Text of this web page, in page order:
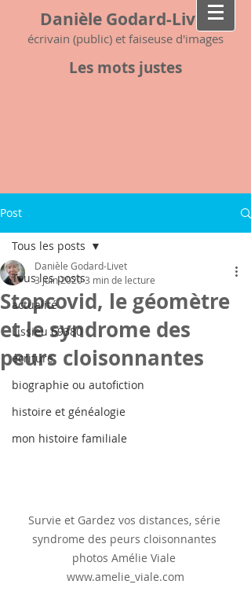
Danièle Godard-Livet
écrivain (public) et faiseuse d'images
Les mots justes
Post
Tous les posts
actualité
Lissieu 69380
écriture
biographie ou autofiction
histoire et généalogie
mon histoire familiale
Tous les posts
Stopcovid, le géomètre
et le syndrome des
peurs cloisonnantes
Danièle Godard-Livet
3 juin 20203 min de lecture
Survie et Gardez vos distances, série
syndrome des peurs cloisonnantes
photos Amélie Viale
www.amelie_viale.com